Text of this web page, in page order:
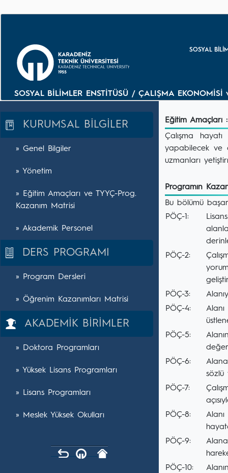
SOSYAL
SOSYAL BİLİMLER ENSTİTÜSÜ / ÇALIŞMA
KURUMSAL BİLGİLER
» Genel Bilgiler
» Yönetim
» Eğitim Amaçları ve TYYÇ-Prog.
Kazanım Matrisi
» Akademik Personel
DERS PROGRAMI
» Program Dersleri
» Öğrenim Kazanımları Matrisi
AKADEMİK BİRİMLER
» Doktora Programları
» Yüksek Lisans Programları
» Lisans Programları
» Meslek Yüksek Okulları
Eğitim Amaçları :
Çalışma
yapabilecek ve
uzmanları
Programın
Bu bölümü
PÖÇ-1:
PÖÇ-2:
PÖÇ-3:
PÖÇ-4:
PÖÇ-5:
PÖÇ-6:
sözlü
PÖÇ-7:
PÖÇ-8:
PÖÇ-9:
PÖÇ-10: